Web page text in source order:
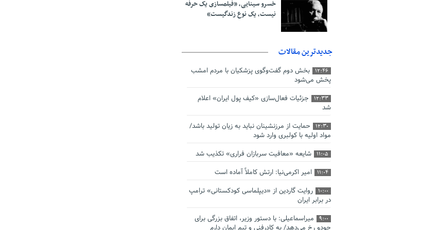
خسرو سینایی، «فیلمسازی یک حرفه
نیست، یک نوع زندگیست»
جدیدترین مقالات
12:46
بخش دوم گفت‌وگوی پزشکیان با مردم امشب
پخش می‌شود
12:33
جزئیات فعال‌سازی «کیف پول ایران» اعلام
شد
12:30
حمایت از مرزنشینان نباید به زیان تولید باشد/
مواد اولیه با کولبری وارد شود
11:05 شایعه «معافیت سربازان فراری» تکذیب شد
11:04 امیر اکرمی‌نیا: ارتش کاملاً آماده است
10:00
روایت گاردین از «دیپلماسی کودکستانی» ترامپ
در برابر ایران
9:00
میراسماعیلی: با دستور وزیر، اتفاق بزرگی برای